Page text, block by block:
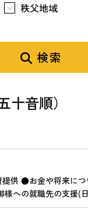
秩父地域
検索
十音順）
供 ●お金や将来につ
への就職先の支援(